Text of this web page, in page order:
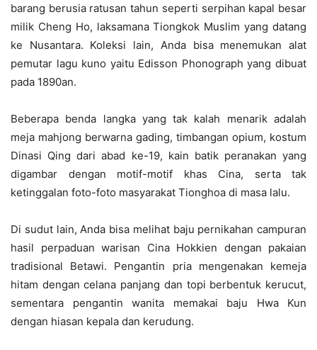
barang berusia ratusan tahun seperti serpihan kapal besar
milik Cheng Ho, laksamana Tiongkok Muslim yang datang
ke Nusantara. Koleksi lain, Anda bisa menemukan alat
pemutar lagu kuno yaitu Edisson Phonograph yang dibuat
pada 1890an.
Beberapa benda langka yang tak kalah menarik adalah
meja mahjong berwarna gading, timbangan opium, kostum
Dinasi Qing dari abad ke-19, kain batik peranakan yang
digambar dengan motif-motif khas Cina, serta tak
ketinggalan foto-foto masyarakat Tionghoa di masa lalu.
Di sudut lain, Anda bisa melihat baju pernikahan campuran
hasil perpaduan warisan Cina Hokkien dengan pakaian
tradisional Betawi. Pengantin pria mengenakan kemeja
hitam dengan celana panjang dan topi berbentuk kerucut,
sementara pengantin wanita memakai baju Hwa Kun
dengan hiasan kepala dan kerudung.